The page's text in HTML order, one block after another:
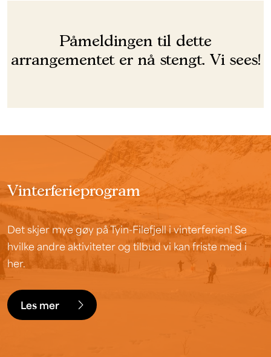
Påmeldingen til dette
arrangementet er nå stengt. Vi sees!
Vinterferieprogram
Det skjer mye gøy på Tyin-Filefjell i vinterferien! Se
hvilke andre aktiviteter og tilbud vi kan friste med i
her.
Les mer